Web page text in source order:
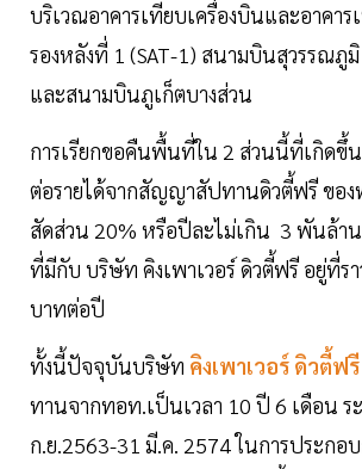
บริเวณอาคารเทียบเครื่องบินและอาคาร
รองหลังที่ 1 (SAT-1) สนามบินสุวรรณภูมิ
และสนามบินภูเก็ตบางส่วน
การเรียกขอคืนพื้นที่ใน 2 ส่วนนี้ที่เกิดขึ้
ต่อรายได้จากสัญญาสัปทานดิวตี้ฟรี ขอ
สัดส่วน 20% หรือปีละไม่เกิน 3 พันล้า
ที่มีกับ บริษัท คิงเพาเวอร์ ดิวตี้ฟรี อยู่ที่ร
บาทต่อปี
ทั้งนี้ปัจจุบันบริษัท คิงเพาเวอร์ ดิวตี้ฟรี
ทานจากทอท.เป็นเวลา 10 ปี 6 เดือน ร
ก.ย.2563-31 มี.ค. 2574 ในการประกอ